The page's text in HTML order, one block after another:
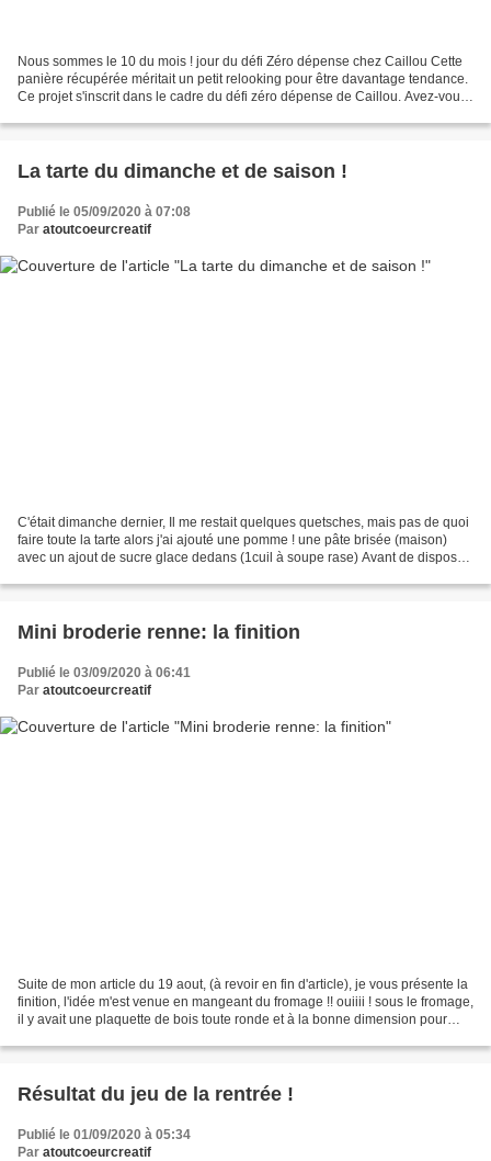
Nous sommes le 10 du mois ! jour du défi Zéro dépense chez Caillou Cette
panière récupérée méritait un petit relooking pour être davantage tendance.
Ce projet s'inscrit dans le cadre du défi zéro dépense de Caillou. Avez-vous
La tarte du dimanche et de saison !
Publié le 05/09/2020 à 07:08
Par atoutcoeurcreatif
C'était dimanche dernier, Il me restait quelques quetsches, mais pas de quoi
faire toute la tarte alors j'ai ajouté une pomme ! une pâte brisée (maison)
avec un ajout de sucre glace dedans (1cuil à soupe rase) Avant de disposer
Mini broderie renne: la finition
Publié le 03/09/2020 à 06:41
Par atoutcoeurcreatif
Suite de mon article du 19 aout, (à revoir en fin d'article), je vous présente la
finition, l'idée m'est venue en mangeant du fromage !! ouiiii ! sous le fromage,
il y avait une plaquette de bois toute ronde et à la bonne dimension pour
Résultat du jeu de la rentrée !
Publié le 01/09/2020 à 05:34
Par atoutcoeurcreatif